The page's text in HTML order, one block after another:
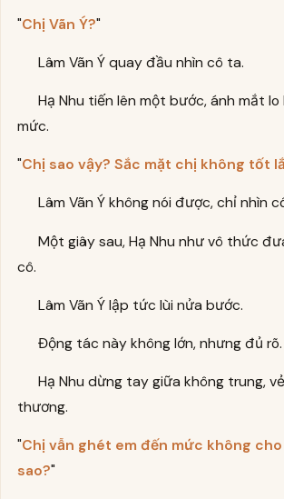
"Chị Vãn Ý?"
Lâm Vãn Ý quay đầu nhìn cô ta.
Hạ Nhu tiến lên một bước, ánh mắt
mức.
"Chị sao vậy? Sắc mặt chị không tốt
Lâm Vãn Ý không nói được, chỉ nhìn
Một giây sau, Hạ Nhu như vô thức
cô.
Lâm Vãn Ý lập tức lùi nửa bước.
Động tác này không lớn, nhưng đủ rõ.
Hạ Nhu dừng tay giữa không trung,
thương.
"Chị vẫn ghét em đến mức không
sao?"